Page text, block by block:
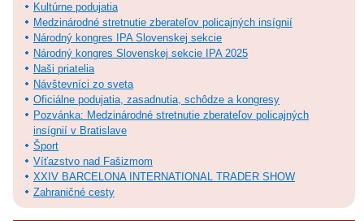
Kultúrne podujatia
Medzinárodné stretnutie zberateľov policajných insígnií
Národný kongres IPA Slovenskej sekcie
Národný kongres Slovenskej sekcie IPA 2025
Naši priatelia
Návštevníci zo sveta
Oficiálne podujatia, zasadnutia, schôdze a kongresy
Pozvánka: Medzinárodné stretnutie zberateľov policajných
insígnií v Bratislave
Šport
Víťazstvo nad Fašizmom
XXIV BARCELONA INTERNATIONAL TRADER SHOW
Zahraničné cesty